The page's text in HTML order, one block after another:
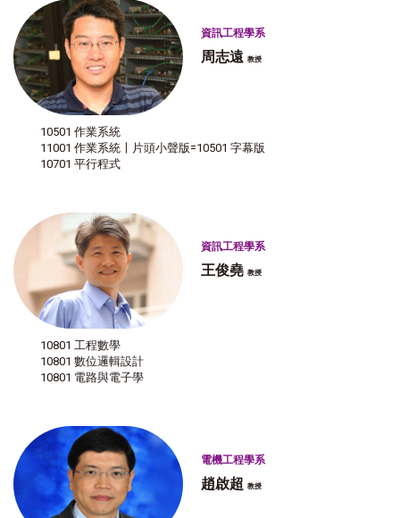
資訊工程學系
周志遠 教授
10501 作業系統
11001 作業系統〡片頭小聲版=10501 字幕版
10701 平行程式
資訊工程學系
王俊堯 教授
10801 工程數學
10801 數位邏輯設計
10801 電路與電子學
電機工程學系
趙啟超 教授